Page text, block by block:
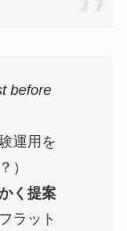
before
運用を
）
く提案
ラット